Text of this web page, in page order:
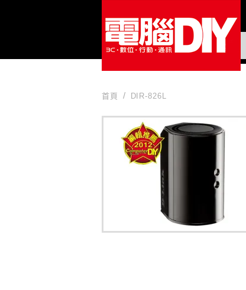
首頁 DIR-826L
DIR-826L